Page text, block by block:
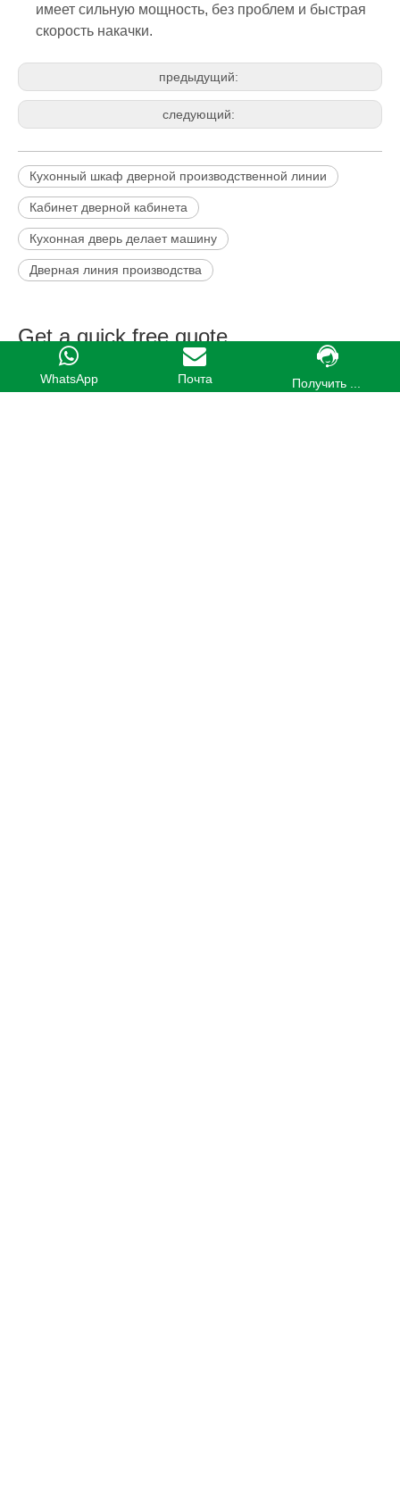
имеет сильную мощность, без проблем и быстрая
скорость накачки.
предыдущий:
следующий:
Кухонный шкаф дверной производственной линии
Кабинет дверной кабинета
Кухонная дверь делает машину
Дверная линия производства
Get a quick free quote
WhatsApp Почта Получить ...